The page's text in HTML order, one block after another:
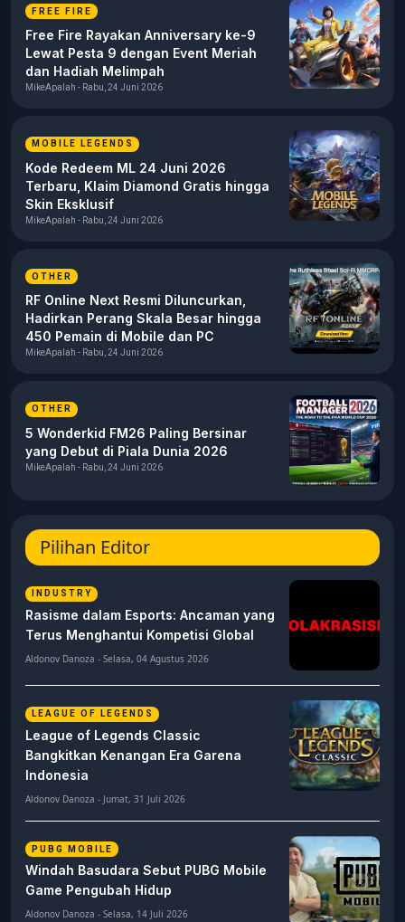
FREE FIRE
Free Fire Rayakan Anniversary ke-9
Lewat Pesta 9 dengan Event Meriah
dan Hadiah Melimpah
MikeApalah - Rabu, 24 Juni 2026
MOBILE LEGENDS
Kode Redeem ML 24 Juni 2026
Terbaru, Klaim Diamond Gratis hingga
Skin Eksklusif
MikeApalah - Rabu, 24 Juni 2026
OTHER
RF Online Next Resmi Diluncurkan,
Hadirkan Perang Skala Besar hingga
450 Pemain di Mobile dan PC
MikeApalah - Rabu, 24 Juni 2026
OTHER
5 Wonderkid FM26 Paling Bersinar
yang Debut di Piala Dunia 2026
MikeApalah - Rabu, 24 Juni 2026
Pilihan Editor
INDUSTRY
Rasisme dalam Esports: Ancaman yang
Terus Menghantui Kompetisi Global
Aldonov Danoza - Selasa, 04 Agustus 2026
LEAGUE OF LEGENDS
League of Legends Classic
Bangkitkan Kenangan Era Garena
Indonesia
Aldonov Danoza - Jumat, 31 Juli 2026
PUBG MOBILE
Windah Basudara Sebut PUBG Mobile
Game Pengubah Hidup
Aldonov Danoza - Selasa, 14 Juli 2026